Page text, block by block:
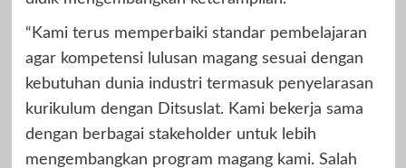
“Kami terus memperbaiki standar pembelajaran
agar kompetensi lulusan magang sesuai dengan
kebutuhan dunia industri termasuk penyelarasan
kurikulum dengan Ditsuslat. Kami bekerja sama
dengan berbagai stakeholder untuk lebih
mengembangkan program magang kami. Salah